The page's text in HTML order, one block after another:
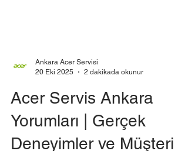
Ankara Acer Servisi
Acer Servis Ankara